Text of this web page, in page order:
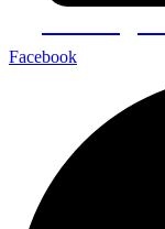
Facebook